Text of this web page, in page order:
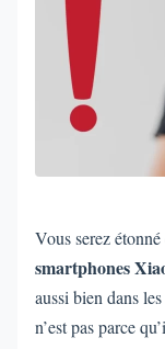
Vous serez
smartphones
aussi bien dans
n’est pas parce